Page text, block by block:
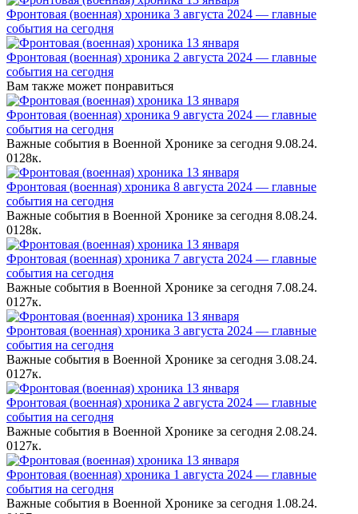
Фронтовая (военная) хроника 3 августа 2024 — главные
события на сегодня
Фронтовая (военная) хроника 2 августа 2024 — главные
события на сегодня
Вам также может понравиться
Фронтовая (военная) хроника 9 августа 2024 — главные
события на сегодня
Важные события в Военной Хронике за сегодня 9.08.24.
0128к.
Фронтовая (военная) хроника 8 августа 2024 — главные
события на сегодня
Важные события в Военной Хронике за сегодня 8.08.24.
0128к.
Фронтовая (военная) хроника 7 августа 2024 — главные
события на сегодня
Важные события в Военной Хронике за сегодня 7.08.24.
0127к.
Фронтовая (военная) хроника 3 августа 2024 — главные
события на сегодня
Важные события в Военной Хронике за сегодня 3.08.24.
0127к.
Фронтовая (военная) хроника 2 августа 2024 — главные
события на сегодня
Важные события в Военной Хронике за сегодня 2.08.24.
0127к.
Фронтовая (военная) хроника 1 августа 2024 — главные
события на сегодня
Важные события в Военной Хронике за сегодня 1.08.24.